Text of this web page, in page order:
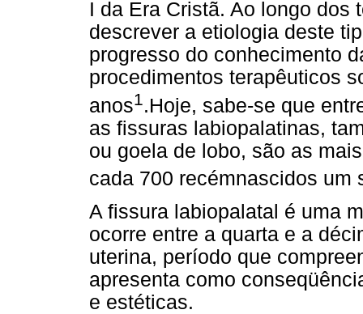
I da Era Cristã. Ao longo dos
descrever a etiologia deste
progresso do conhecimento
procedimentos terapêuticos
anos1 .Hoje, sabe-se que
as fissuras labiopalatinas,
ou goela de lobo, são as
cada 700 recémnascidos um
A fissura labiopalatal é uma
ocorre entre a quarta e a
uterina, período que
apresenta como
e estéticas.